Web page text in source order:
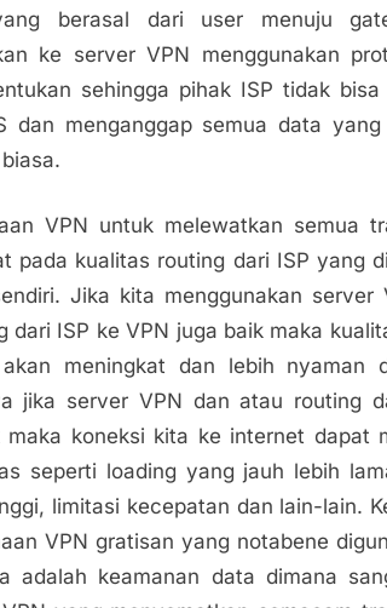
berasal dari user menuju
ke server VPN menggunakan
sehingga pihak ISP tidak bisa
dan menganggap semua data
VPN untuk melewatkan semua
pada kualitas routing dari ISP yang
Jika kita menggunakan server
dari ISP ke VPN juga baik maka
meningkat dan lebih nyaman
jika server VPN dan atau routing
maka koneksi kita ke internet dapat
seperti loading yang jauh lebih
limitasi kecepatan dan lain-lain.
VPN gratisan yang notabene
adalah keamanan data dimana